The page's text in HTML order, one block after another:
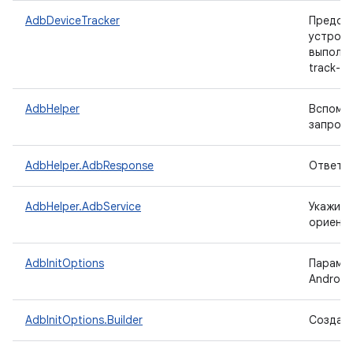
AdbDeviceTracker
track-
AdbHelper
AdbHelper.AdbResponse Ответ
AdbHelper.AdbService
AdbInitOptions
AdbInitOptions.Builder